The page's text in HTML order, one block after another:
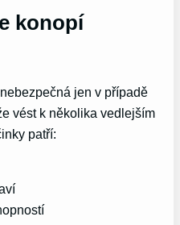
konopí
jen v případě
vést k několika vedlejším
patří: